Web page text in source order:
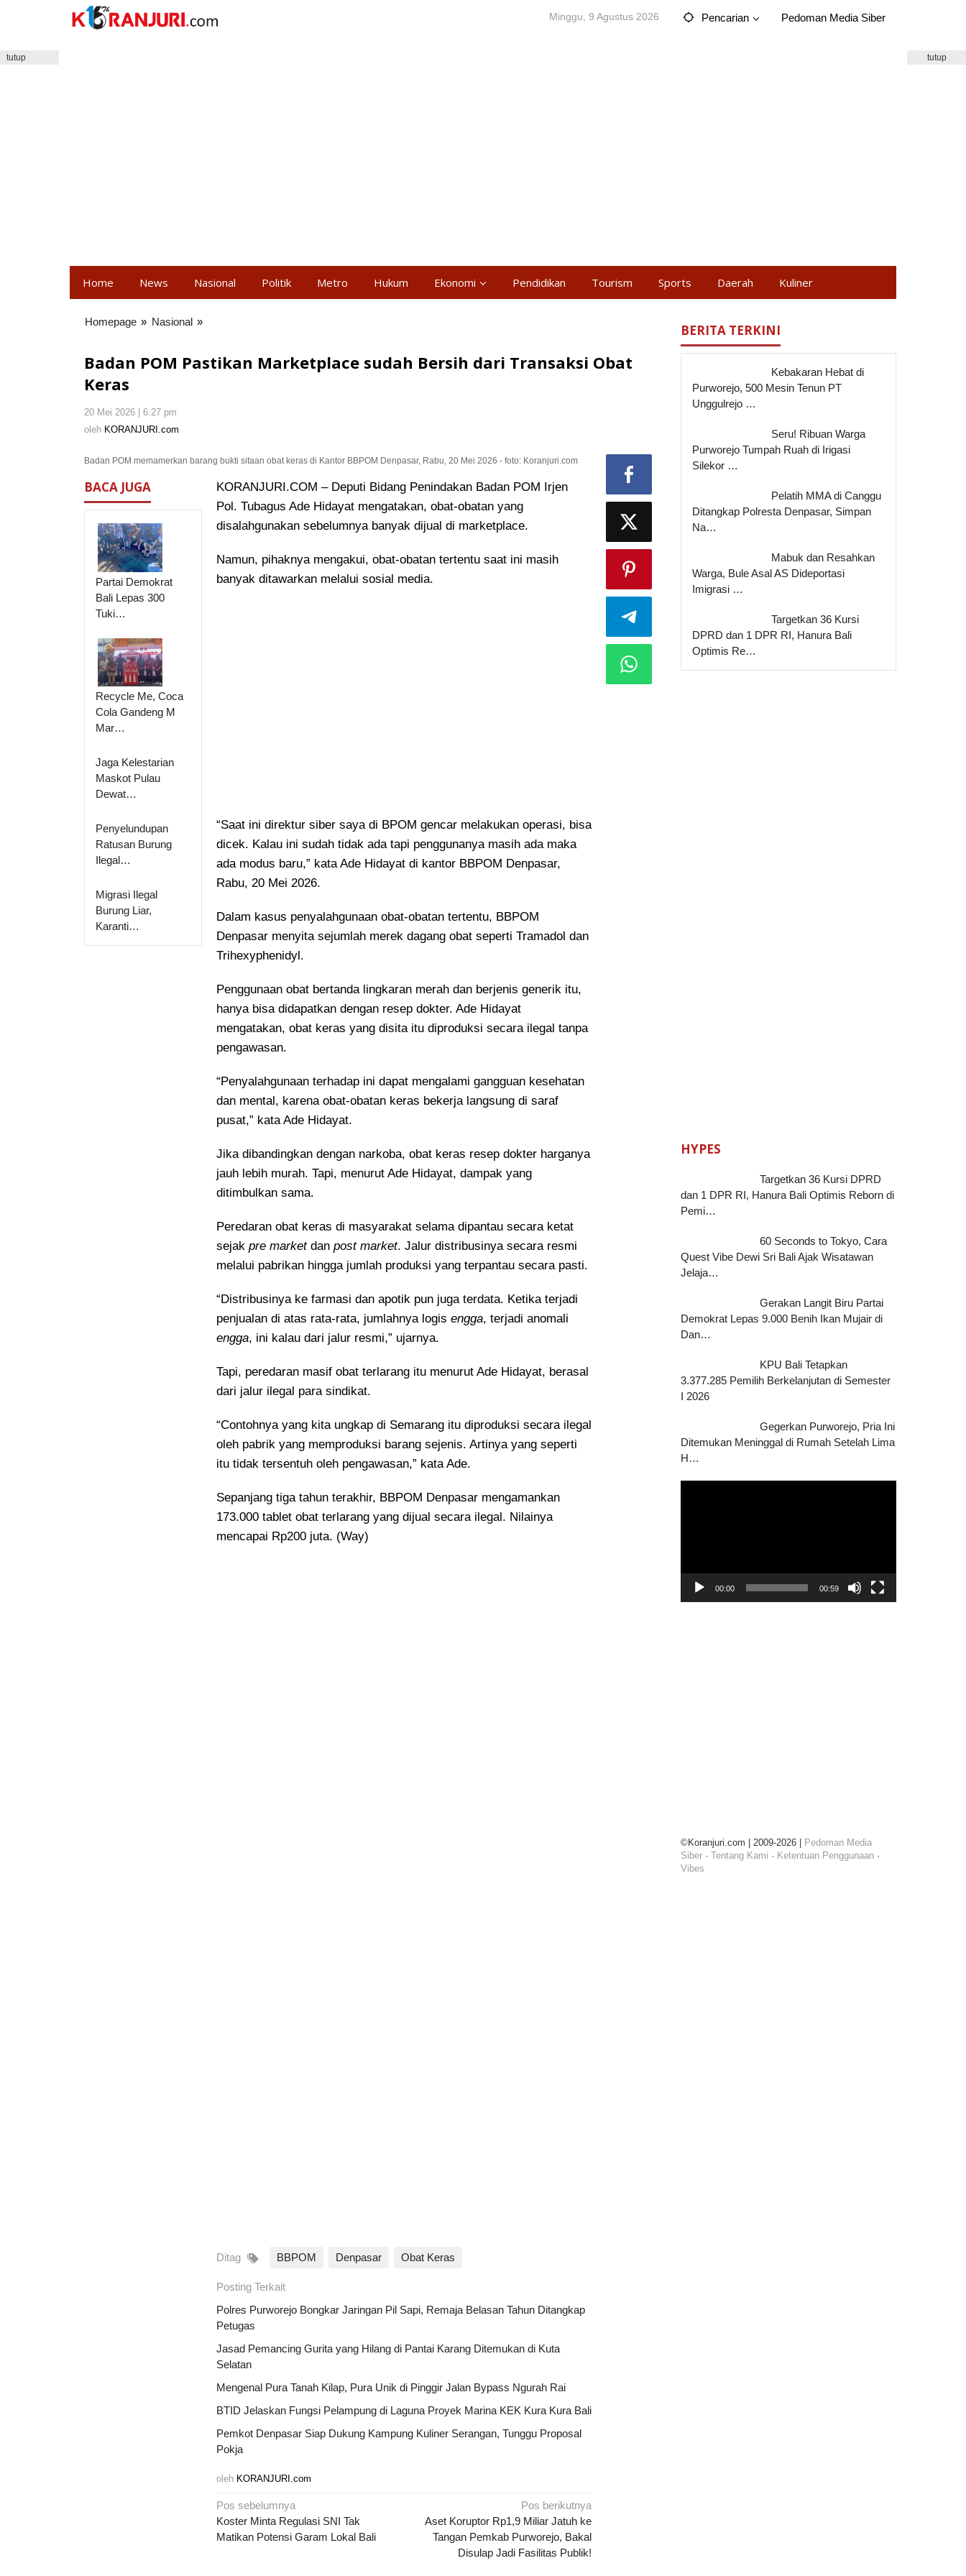
Minggu, 9 Agustus 2026 Pencarian Pedoman Media Siber
Home News Nasional Politik Metro Hukum Ekonomi Pendidikan Tourism Sports Daerah Kuliner
tutup tutup
Homepage » Nasional »
Marketplace
Keras
Badan POM Pastikan Marketplace sudah Bersih dari Transaksi Obat
Keras
20 Mei 2026 | 6:27 pm
oleh KORANJURI.com
Badan POM memamerkan barang bukti sitaan obat keras di Kantor BBPOM Denpasar, Rabu, 20 Mei 2026 - foto: Koranjuri.com
BACA JUGA
Partai Demokrat
Bali Lepas 300
Tuki…
Recycle Me, Coca
Cola Gandeng M
Mar…
Jaga Kelestarian
Maskot Pulau
Dewat…
Penyelundupan
Ratusan Burung
Ilegal…
Migrasi Ilegal
Burung Liar,
Karanti…
KORANJURI.COM – Deputi Bidang Penindakan Badan POM Irjen
Pol. Tubagus Ade Hidayat mengatakan, obat-obatan yang
disalahgunakan sebelumnya banyak dijual di marketplace.
Namun, pihaknya mengakui, obat-obatan tertentu saat ini masih
banyak ditawarkan melalui sosial media.
“Saat ini direktur siber saya di BPOM gencar melakukan operasi, bisa
dicek. Kalau ini sudah tidak ada tapi penggunanya masih ada maka
ada modus baru,” kata Ade Hidayat di kantor BBPOM Denpasar,
Rabu, 20 Mei 2026.
Dalam kasus penyalahgunaan obat-obatan tertentu, BBPOM
Denpasar menyita sejumlah merek dagang obat seperti Tramadol dan
Trihexyphenidyl.
Penggunaan obat bertanda lingkaran merah dan berjenis generik itu,
hanya bisa didapatkan dengan resep dokter. Ade Hidayat
mengatakan, obat keras yang disita itu diproduksi secara ilegal tanpa
pengawasan.
“Penyalahgunaan terhadap ini dapat mengalami gangguan kesehatan
dan mental, karena obat-obatan keras bekerja langsung di saraf
pusat,” kata Ade Hidayat.
Jika dibandingkan dengan narkoba, obat keras resep dokter harganya
jauh lebih murah. Tapi, menurut Ade Hidayat, dampak yang
ditimbulkan sama.
Peredaran obat keras di masyarakat selama dipantau secara ketat
sejakpre marketdanpost market. Jalur distribusinya secara resmi
melalui pabrikan hingga jumlah produksi yang terpantau secara pasti.
“Distribusinya ke farmasi dan apotik pun juga terdata. Ketika terjadi
penjualan di atas rata-rata, jumlahnya logisengga, terjadi anomali
engga, ini kalau dari jalur resmi,” ujarnya.
Tapi, peredaran masif obat terlarang itu menurut Ade Hidayat, berasal
dari jalur ilegal para sindikat.
“Contohnya yang kita ungkap di Semarang itu diproduksi secara ilegal
oleh pabrik yang memproduksi barang sejenis. Artinya yang seperti
itu tidak tersentuh oleh pengawasan,” kata Ade.
Sepanjang tiga tahun terakhir, BBPOM Denpasar mengamankan
173.000 tablet obat terlarang yang dijual secara ilegal. Nilainya
mencapai Rp200 juta. (Way)
Ditag BBPOM Denpasar Obat Keras
Posting Terkait
Polres Purworejo Bongkar Jaringan Pil Sapi, Remaja Belasan Tahun Ditangkap
Petugas
Jasad Pemancing Gurita yang Hilang di Pantai Karang Ditemukan di Kuta
Selatan
Mengenal Pura Tanah Kilap, Pura Unik di Pinggir Jalan Bypass Ngurah Rai
BTID Jelaskan Fungsi Pelampung di Laguna Proyek Marina KEK Kura Kura Bali
Pemkot Denpasar Siap Dukung Kampung Kuliner Serangan, Tunggu Proposal
Pokja
oleh KORANJURI.com
Navigasi
pos
Pos sebelumnya
Koster Minta Regulasi SNI Tak
Matikan Potensi Garam Lokal Bali
Pos berikutnya
Aset Koruptor Rp1,9 Miliar Jatuh ke
Tangan Pemkab Purworejo, Bakal
Disulap Jadi Fasilitas Publik!
BERITA TERKINI
Kebakaran Hebat di
Purworejo, 500 Mesin Tenun PT
Unggulrejo …
Seru! Ribuan Warga
Purworejo Tumpah Ruah di Irigasi
Silekor …
Pelatih MMA di Canggu
Ditangkap Polresta Denpasar, Simpan
Na…
Mabuk dan Resahkan
Warga, Bule Asal AS Dideportasi
Imigrasi …
Targetkan 36 Kursi
DPRD dan 1 DPR RI, Hanura Bali
Optimis Re…
HYPES
Targetkan 36 Kursi DPRD
dan 1 DPR RI, Hanura Bali Optimis Reborn di
Pemi…
60 Seconds to Tokyo, Cara
Quest Vibe Dewi Sri Bali Ajak Wisatawan
Jelaja…
Gerakan Langit Biru Partai
Demokrat Lepas 9.000 Benih Ikan Mujair di
Dan…
KPU Bali Tetapkan
3.377.285 Pemilih Berkelanjutan di Semester
I 2026
Gegerkan Purworejo, Pria Ini
Ditemukan Meninggal di Rumah Setelah Lima
H…
00:00 00:59
©Koranjuri.com | 2009-2026 | Pedoman Media
Siber ·Tentang Kami · Ketentuan Penggunaan ·
Vibes